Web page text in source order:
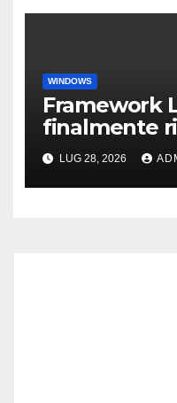
WINDOWS
Framework
finalmente
problema
Windows 11
LUG 28, 2026